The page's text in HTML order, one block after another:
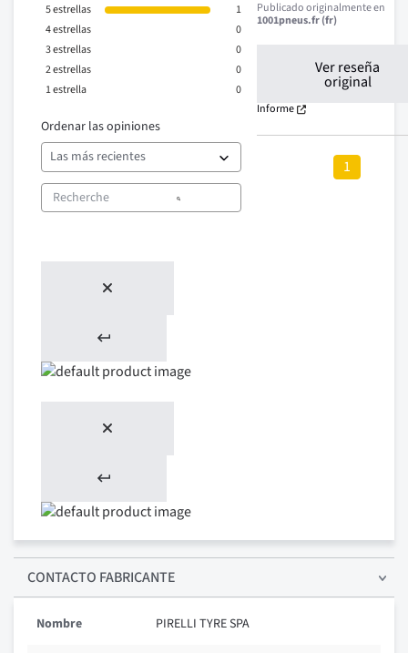
5estrellas
1
4estrellas
0
3estrellas
0
2estrellas
0
1estrella 0
Ordenar las opiniones
Publicado originalmente en
1001pneus.fr (fr)
Ver reseña
original
Informe
1
CONTACTO FABRICANTE
Nombre PIRELLI TYRE SPA